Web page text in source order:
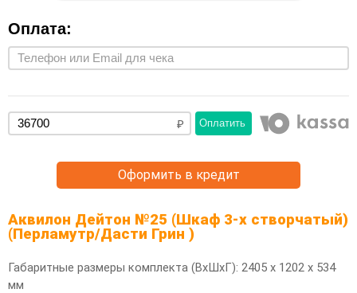
Оплата:
Оплатить
Оформить в кредит
Аквилон Дейтон №25 (Шкаф 3-х створчатый)
(Перламутр/Дасти Грин )
Габаритные размеры комплекта (ВхШхГ): 2405 х 1202 х 534
мм